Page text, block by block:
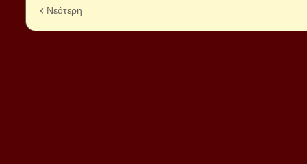
Νεότερη